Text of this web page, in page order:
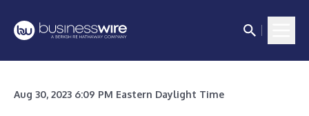
Aug 30, 2023 6:09 PM Eastern Daylight Time